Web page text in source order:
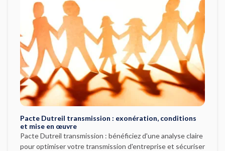
Pacte Dutreil transmission : exonération, conditions
et mise en œuvre
Pacte Dutreil transmission : bénéficiez d'une analyse claire
pour optimiser votre transmission d'entreprise et sécuriser